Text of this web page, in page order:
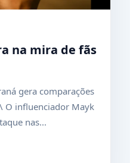
na mira de fãs
gera comparações
O influenciador Mayk
nas...